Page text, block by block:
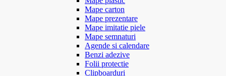
Mape carton
Mape prezentare
Mape imitatie piele
Mape semnaturi
Agende si calendare
Benzi adezive
Folii protectie
Clipboarduri